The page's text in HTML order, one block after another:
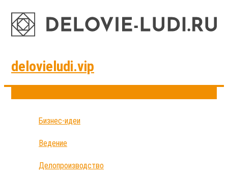
delovieludi.vip
Бизнес-идеи
Ведение
Делопроизводство